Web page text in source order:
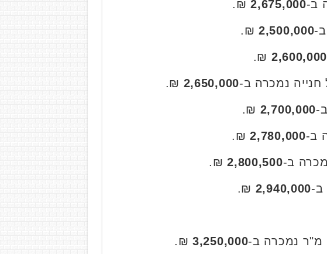
2,675,000
₪.
2,500,000
₪.
2,600,000
₪.
2,650,000
₪.
2,700,000
₪.
2,780,000
₪.
2,800,500
₪.
2,940,000
₪.
3,250,000
₪.